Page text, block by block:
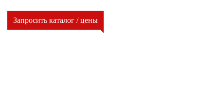
Запросить каталог / цены